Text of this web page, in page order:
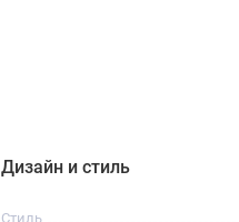
Дизайн и стиль
Стиль